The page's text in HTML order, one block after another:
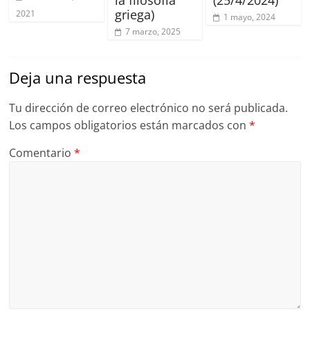
2021
griega)
7 marzo, 2025
1 mayo, 2024
Deja una respuesta
Tu dirección de correo electrónico no será publicada.
Los campos obligatorios están marcados con*
Comentario*